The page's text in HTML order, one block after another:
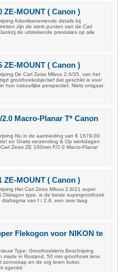
ZE-MOUNT ( Canon )
Adembenemende details bij
zijn de sterk punten van de Carl
de uitstekende prestaties op alle
ZE-MOUNT ( Canon )
De Carl Zeiss Milvus 2.0/35, van het
groothoekobjectief dat geschikt is voor
hun natuurlijke perspectief. Niets ontgaat
Macro-Planar T* Canon
Nu in de aanbieding van € 1679,00
en Gratis verzending & Op werkdagen
Zeiss ZE 100mm F/2.0 Macro-Planar
ZE-MOUNT ( Canon )
Het Carl Zeiss Milvus 2.8/21 super
Distagon type, is de beste supergroothoek
diafragma van f / 2.8, een zeer laag
Flekogon voor NIKON te
Type: Groothoeklens Beschrijving
made in Rusland. 50 mm groothoek lens
zonnekap en de org leren koker,
ogenbli